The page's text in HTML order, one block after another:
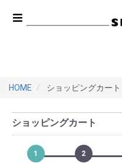
HOME ショッピングカート
ショッピングカート
1
2